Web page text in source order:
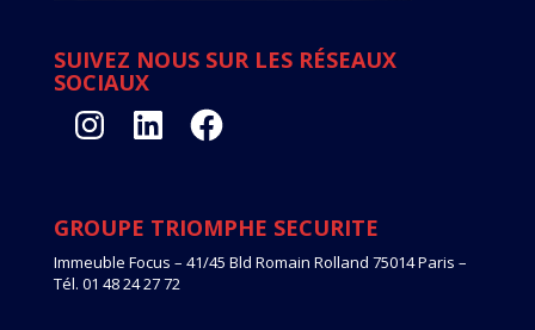
SUIVEZ NOUS SUR LES RÉSEAUX
SOCIAUX
InstagramLinkedIn Facebook
GROUPE TRIOMPHE SECURITE
Immeuble Focus – 41/45 Bld Romain Rolland 75014 Paris –
Tél. 01 48 24 27 72